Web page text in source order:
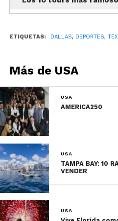
estadio, como las suites de
Dallas Stars
Foto: VisitDallas
ETIQUETAS: DALLAS, DEPORTES,
Más de USA
USA
AMERICA250
USA
TAMPA BAY: 10
VENDER
USA